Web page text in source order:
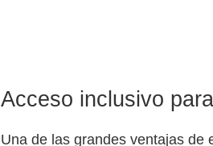
Acceso inclusivo
Una de las grandes ventajas de